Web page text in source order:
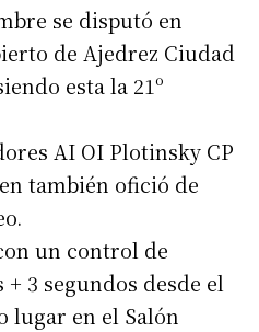
se disputó en
de Ajedrez Ciudad
esta la 21º
AI OI Plotinsky CP
también ofició de
un control de
3 segundos desde el
lugar en el Salón